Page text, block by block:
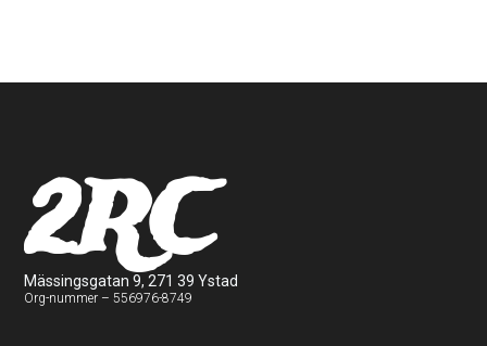
2RC
Mässingsgatan 9, 271 39 Ystad
Org-nummer – 556976-8749